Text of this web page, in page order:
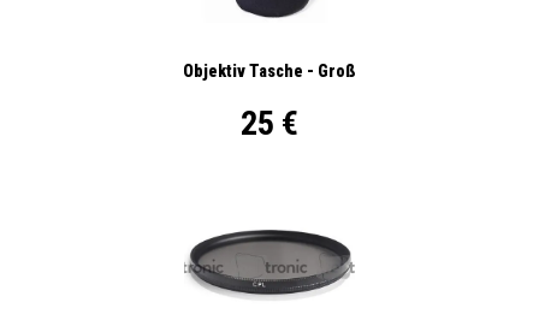
Objektiv Tasche - Groß
25 €